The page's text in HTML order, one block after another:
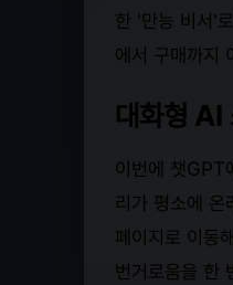
한 '만능 비서'
에서 구매까지
대화형 AI
이번에 챗GPT
리가 평소에 온
페이지로 이동
번거로움을 한